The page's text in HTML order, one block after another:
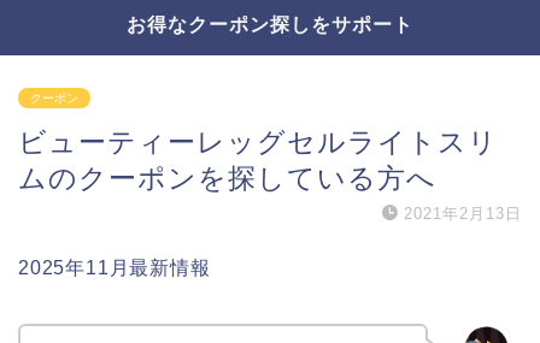
お得なクーポン探しをサポート
クーポン
ビューティーレッグセルライトスリ
ムのクーポンを探している方へ
2021年2月13日
2025年11月最新情報